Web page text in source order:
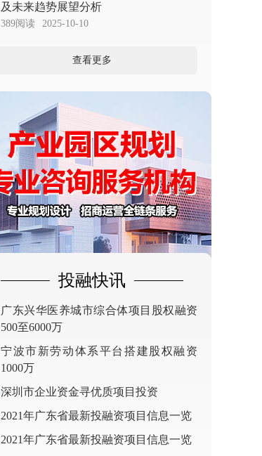
及未来趋势展望分析
389阅读 2025-10-10
查看更多
投融快讯
广东兴华医养城市综合体项目股权融资
500至6000万
宁波市新劳动体系平台搭建股权融资
1000万
深圳市企业资金寻优质项目投资
2021年广东省最新投融资项目信息一览
2021年广东省最新投融资项目信息一览